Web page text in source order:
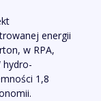
energii
w RPA,
hydro-
1,8